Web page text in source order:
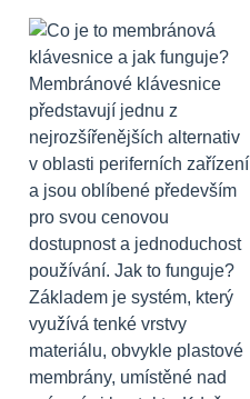
Membránové klávesnice
představují jednu z
nejrozšířenějších alternativ
v oblasti periferních zařízení
a jsou oblíbené především
pro svou cenovou
dostupnost a jednoduchost
používání. Jak to funguje?
Základem je systém, který
využívá tenké vrstvy
materiálu, obvykle plastové
membrány, umístěné nad